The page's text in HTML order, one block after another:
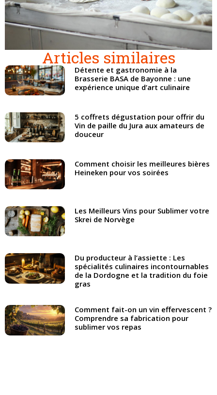
Articles similaires
Détente et gastronomie à la
Brasserie BASA de Bayonne : une
expérience unique d’art culinaire
5 coffrets dégustation pour offrir du
Vin de paille du Jura aux amateurs de
douceur
Comment choisir les meilleures bières
Heineken pour vos soirées
Les Meilleurs Vins pour Sublimer votre
Skrei de Norvège
Du producteur à l’assiette : Les
spécialités culinaires incontournables
de la Dordogne et la tradition du foie
gras
Comment fait-on un vin effervescent ?
Comprendre sa fabrication pour
sublimer vos repas